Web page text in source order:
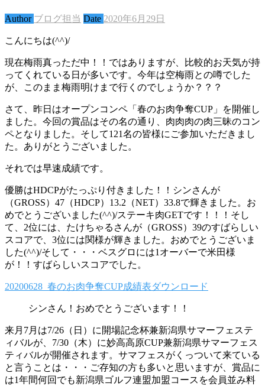
Author ブログ担当 Date 2020年6月29日
こんにちは(^^)/
現在梅雨真っただ中！！ではありますが、比較的お天気が持
ってくれている日が多いです。今年は空梅雨との噂でした
が、このまま梅雨明けまで行くのでしょうか？？？
さて、昨日はオープンコンペ「春のお肉争奪CUP」を開催し
ました。今回の賞品はその名の通り、肉肉肉の肉三昧のコン
ペとなりました。そして121名の皆様にご参加いただきまし
た。ありがとうございました。
それでは早速成績です。
優勝はHDCPがたっぷり付きました！！シンさんが
（GROSS）47（HDCP）13.2（NET）33.8で輝きました。お
めでとうございました(^^)/ステーキ肉GETです！！！そし
て、2位には、たけちゃるさんが（GROSS）39のすばらしい
スコアで、3位には関様が輝きました。おめでとうございま
した(^^)/そして・・・ベスグロには1オーバーで米田様
が！！すばらしいスコアでした。
20200628_春のお肉争奪CUP成績表ダウンロード
シンさん！おめでとうございます！！
来月7月は7/26（日）に開場記念杯兼新潟県サマーフェステ
ィバルが、7/30（木）に妙高高原CUP兼新潟県サマーフェス
ティバルが開催されます。サマフェスがくっついて来ている
と言うことは・・・ご存知の方も多いと思いますが、賞品に
は1年間何回でも新潟県ゴルフ連盟加盟コースを会員並み料